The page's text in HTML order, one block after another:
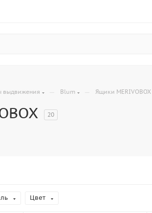
выдвижения — Blum — Ящики MERIVOBOX
20
Цвет